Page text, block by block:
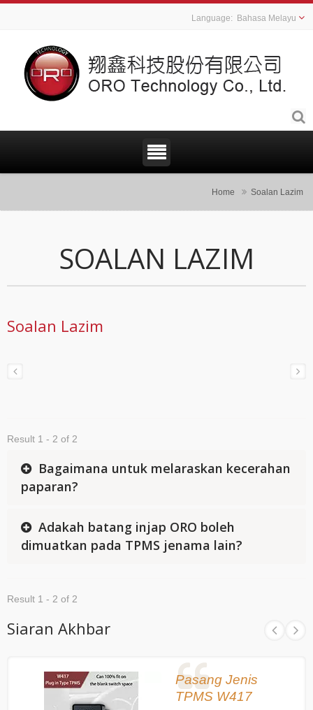
Bahasa Melayu
Home Soalan Lazim
SOALAN LAZIM
Soalan Lazim
Result 1 - 2 of 2
Bagaimana untuk melaraskan kecerahan
paparan?
Adakah batang injap ORO boleh
dimuatkan pada TPMS jenama lain?
Result 1 - 2 of 2
Siaran Akhbar
Pasang Jenis
TPMS W417